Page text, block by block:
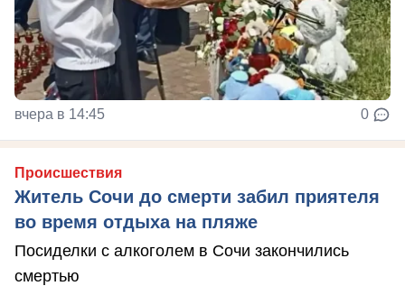
вчера в 14:45 0
Происшествия
Житель Сочи до смерти забил приятеля
во время отдыха на пляже
Посиделки с алкоголем в Сочи закончились
смертью